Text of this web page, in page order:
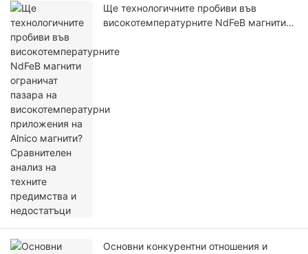
Ще технологичните пробиви във
високотемпературните NdFeB магнити
високотемпературни приложения на
Основни конкурентни отношения и